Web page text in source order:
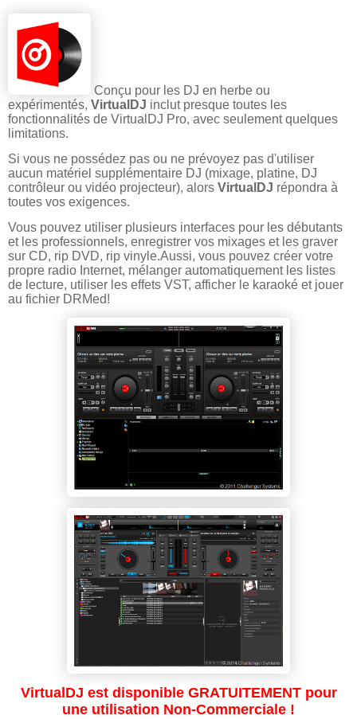
Conçu pour les DJ en herbe ou
expérimentés, VirtualDJ inclut presque toutes les
fonctionnalités de VirtualDJ Pro, avec seulement quelques
limitations.
Si vous ne possédez pas ou ne prévoyez pas d'utiliser
aucun matériel supplémentaire DJ (mixage, platine, DJ
contrôleur ou vidéo projecteur), alors VirtualDJ répondra à
toutes vos exigences.
Vous pouvez utiliser plusieurs interfaces pour les débutants
et les professionnels, enregistrer vos mixages et les graver
sur CD, rip DVD, rip vinyle.Aussi, vous pouvez créer votre
propre radio Internet, mélanger automatiquement les listes
de lecture, utiliser les effets VST, afficher le karaoké et jouer
au fichier DRMed!
VirtualDJ est disponible GRATUITEMENT pour
une utilisation Non-Commerciale !